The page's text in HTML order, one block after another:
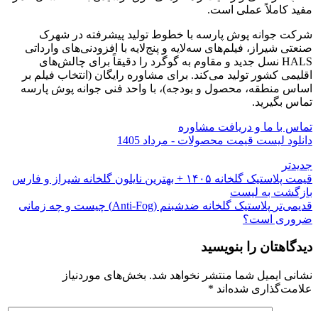
مفید کاملاً عملی است.
شرکت جوانه پوش پارسه با خطوط تولید پیشرفته در شهرک
صنعتی شیراز، فیلم‌های سه‌لایه و پنج‌لایه با افزودنی‌های وارداتی
HALS نسل جدید و مقاوم به گوگرد را دقیقاً برای چالش‌های
اقلیمی کشور تولید می‌کند. برای مشاوره رایگان (انتخاب فیلم بر
اساس منطقه، محصول و بودجه)، با واحد فنی جوانه پوش پارسه
تماس بگیرید.
تماس با ما و دریافت مشاوره
دانلود لیست قیمت محصولات - مرداد 1405
جدیدتر
قیمت پلاستیک گلخانه ۱۴۰۵ + بهترین نایلون گلخانه شیراز و فارس
بازگشت به لیست
قدیمی‌تر
پلاستیک گلخانه ضدشبنم (Anti-Fog) چیست و چه زمانی
ضروری است؟
دیدگاهتان را بنویسید
نشانی ایمیل شما منتشر نخواهد شد. بخش‌های موردنیاز
علامت‌گذاری شده‌اند *